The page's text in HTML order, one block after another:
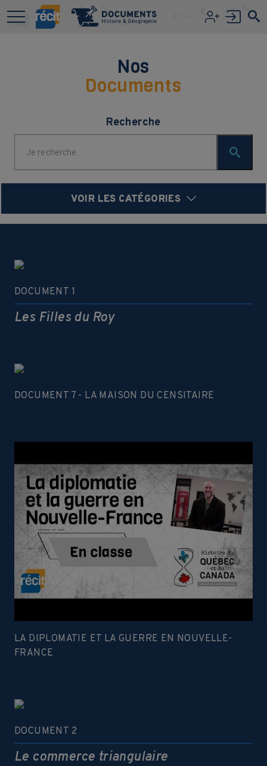
Aller au contenu principal
Nos
Documents
Recherche
VOIR LES CATÉGORIES
DOCUMENT 1
Les Filles du Roy
DOCUMENT 7 - LA MAISON DU CENSITAIRE
LA DIPLOMATIE ET LA GUERRE EN NOUVELLE-
FRANCE
DOCUMENT 2
Le commerce triangulaire